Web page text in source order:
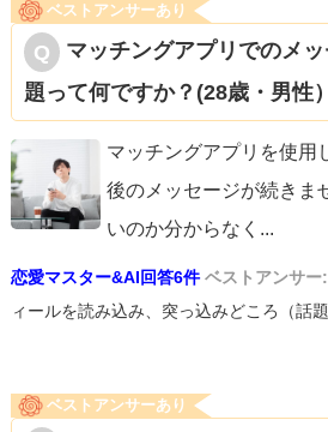
ベストアンサーあり
マッチングアプリでのメ
題って何ですか？(28歳・男性）
マッチングアプリを使用
後のメッセージが続きま
いのか分からなく ...
恋愛マスター&AI回答6件 ベストアンサー:
ィールを読み込み、突っ込みどころ（話
ベストアンサーあり